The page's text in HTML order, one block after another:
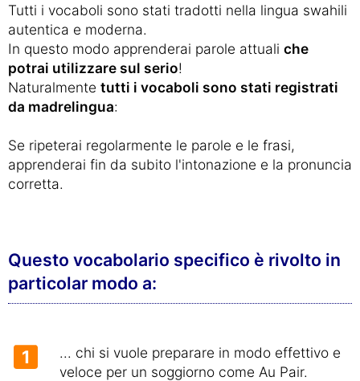
Tutti i vocaboli sono stati tradotti nella lingua swahili
autentica e moderna.
In questo modo apprenderai parole attuali che
potrai utilizzare sul serio!
Naturalmente tutti i vocaboli sono stati registrati
da madrelingua:
Se ripeterai regolarmente le parole e le frasi,
apprenderai fin da subito l'intonazione e la pronuncia
corretta.
Questo vocabolario specifico è rivolto in
particolar modo a:
1
... chi si vuole preparare in modo effettivo e
veloce per un soggiorno come Au Pair.